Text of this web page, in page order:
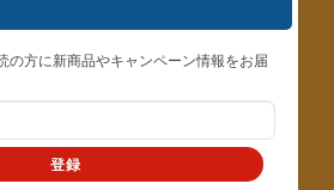
の方に新商品やキャンペーン情報をお届
登録